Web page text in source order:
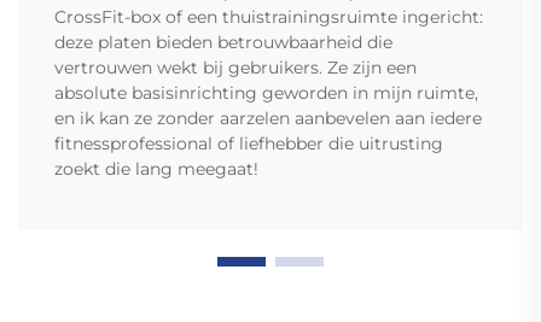
CrossFit-box of een thuistrainingsruimte ingericht:
deze platen bieden betrouwbaarheid die
vertrouwen wekt bij gebruikers. Ze zijn een
absolute basisinrichting geworden in mijn ruimte,
en ik kan ze zonder aarzelen aanbevelen aan iedere
fitnessprofessional of liefhebber die uitrusting
zoekt die lang meegaat!